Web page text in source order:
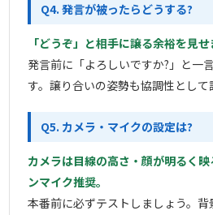
Q4. 発言が被ったらどうする?
「どうぞ」と相手に譲る余裕を見せ
発言前に「よろしいですか?」と一
す。譲り合いの姿勢も協調性として
Q5. カメラ・マイクの設定は?
カメラは目線の高さ・顔が明るく
ンマイク推奨。
本番前に必ずテストしましょう。